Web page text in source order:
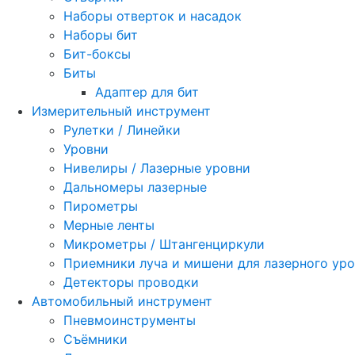
Наборы отверток и насадок
Наборы бит
Бит-боксы
Биты
Адаптер для бит
Измерительный инструмент
Рулетки / Линейки
Уровни
Нивелиры / Лазерные уровни
Дальномеры лазерные
Пирометры
Мерные ленты
Микрометры / Штангенциркули
Приемники луча и мишени для лазерного
Детекторы проводки
Автомобильный инструмент
Пневмоинструменты
Съёмники